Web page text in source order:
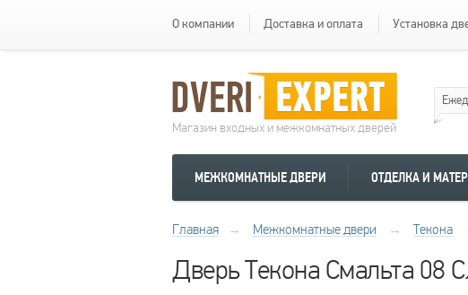
О компании Доставка и оплата Установка
Магазин входных и межкомнатных дверей
МЕЖКОМНАТНЫЕ ДВЕРИ ОТДЕЛКА И
Главная → Межкомнатные двери → Текона
Дверь Текона Смальта 08